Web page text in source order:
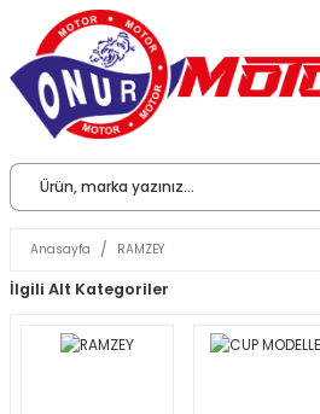
Anasayfa RAMZEY
İlgili Alt Kategoriler